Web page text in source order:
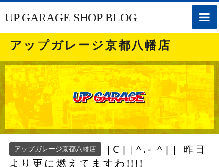
toggle
UP GARAGE SHOP BLOG
アップガレージ京都八幡店
アップガレージ京都八幡店
|C||^.- ^|| 昨日
より更に燃えてますわ!!!!